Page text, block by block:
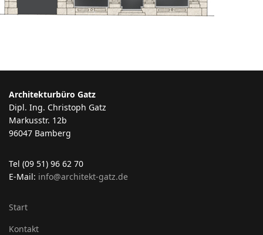
Architekturbüro Gatz
Dipl. Ing. Christoph Gatz
Markusstr. 12b
96047 Bamberg
Tel (09 51) 96 62 70
E-Mail: info@architekt-gatz.de
Start
Kontakt